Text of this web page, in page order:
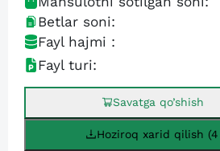
Betlar soni:
Fayl hajmi :
Fayl turi:
Savatga qo’shish
Hoziroq xarid qilish